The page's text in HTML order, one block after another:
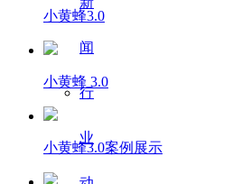
闻
行
业
小黄蜂3.0
小黄蜂 3.0
小黄蜂3.0案例展示